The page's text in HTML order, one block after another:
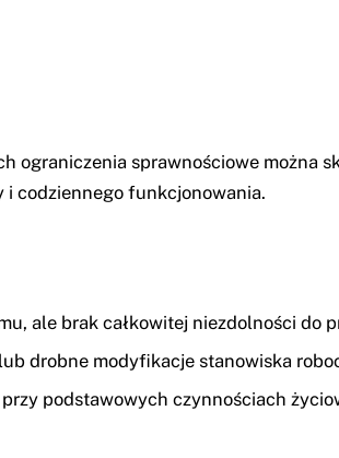
ograniczenia sprawnościowe można
codziennego funkcjonowania.
ale brak całkowitej niezdolności do
drobne modyfikacje stanowiska
podstawowych czynnościach